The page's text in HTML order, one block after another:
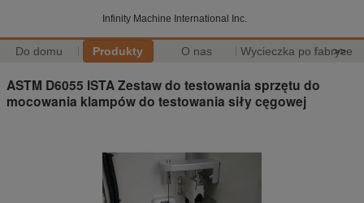
Infinity Machine International Inc.
Do domu Produkty O nas Wycieczka po fabryce
>>
ASTM D6055 ISTA Zestaw do testowania sprzętu do
mocowania klampów do testowania siły cęgowej